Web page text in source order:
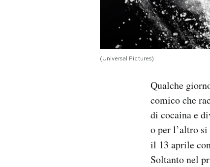
(Universal Pictures)
Qualche
comico che
di cocaina e
o per l’altro
il 13 aprile
Soltanto nel